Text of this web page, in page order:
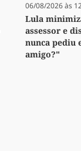
06/08/2026 às
Lula
assessor e
nunca pediu
amigo?"